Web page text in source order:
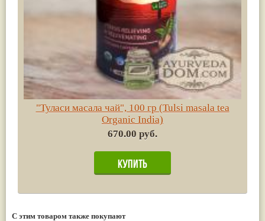
"Туласи масала чай", 100 гр (Tulsi masala tea
Organic India)
670.00 руб.
С этим товаром также покупают